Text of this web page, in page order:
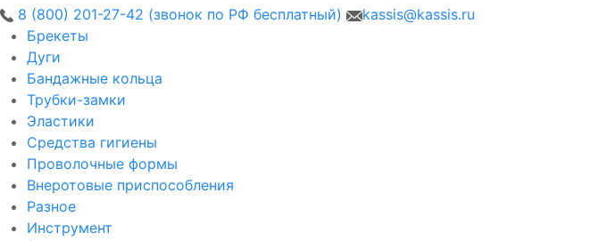
8 (800) 201-27-42 (звонок по РФ бесплатный)
kassis@kassis.ru
Брекеты
Дуги
Бандажные кольца
Трубки-замки
Эластики
Средства гигиены
Проволочные формы
Внеротовые приспособления
Разное
Инструмент